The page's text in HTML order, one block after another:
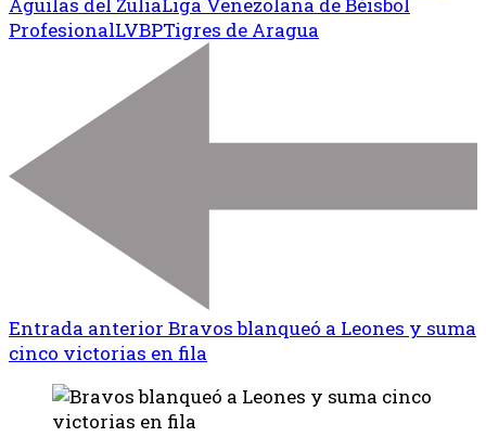
Águilas del ZuliaLiga Venezolana de Béisbol
ProfesionalLVBPTigres de Aragua
Entrada anterior Bravos blanqueó a Leones y suma
cinco victorias en fila